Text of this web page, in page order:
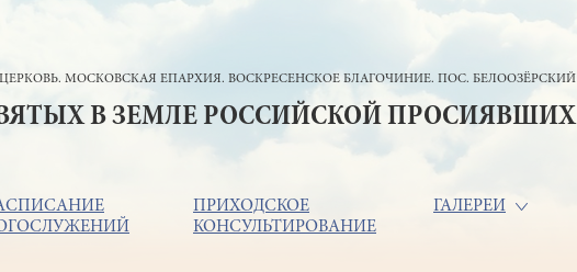
МОСКОВСКАЯ ЕПАРХИЯ. ВОСКРЕСЕНСКОЕ БЛАГОЧИНИЕ. ПОС. БЕЛООЗЁРСКИЙ
В ЗЕМЛЕ РОССИЙСКОЙ ПРОСИЯВШИХ
ПРИХОДСКОЕ
КОНСУЛЬТИРОВАНИЕ
ГАЛЕРЕИ